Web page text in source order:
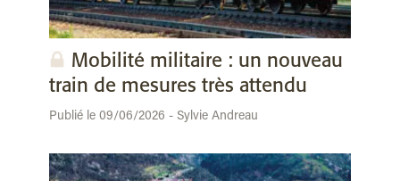
Mobilité militaire : un nouveau
train de mesures très attendu
Publié le 09/06/2026 - Sylvie Andreau